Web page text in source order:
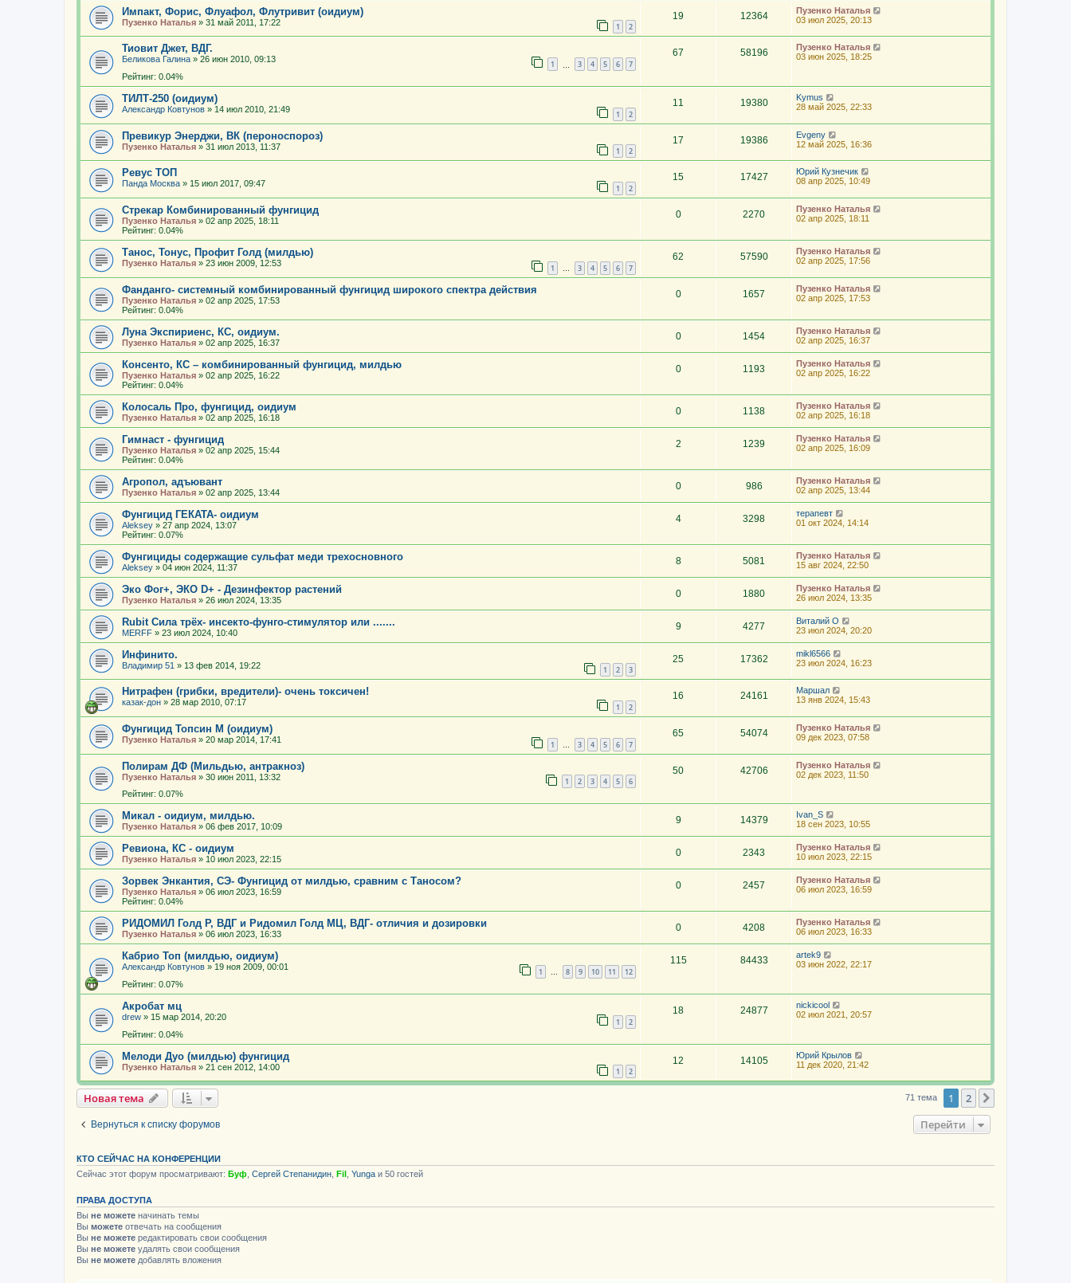
Импакт, Форис, Флуафол, Флутривит (оидиум)
Пузенко Наталья » 31 май 2011, 17:22 1 2
19 12364
Пузенко Наталья
03 июл 2025, 20:13
Тиовит Джет, ВДГ.
Беликова Галина » 26 июн 2010, 09:13 1 3 4 5 6 7
Рейтинг: 0.04%
67 58196
Пузенко Наталья
03 июн 2025, 18:25
ТИЛТ-250 (оидиум)
Александр Ковтунов » 14 июл 2010, 21:49 1 2
11 19380
Kymus
28 май 2025, 22:33
Превикур Энерджи, ВК (пероноспороз)
Пузенко Наталья » 31 июл 2013, 11:37 1 2
17 19386
Evgeny
12 май 2025, 16:36
Ревус ТОП
Панда Москва » 15 июл 2017, 09:47 1 2
15 17427
Юрий Кузнечик
08 апр 2025, 10:49
Стрекар Комбинированный фунгицид
Пузенко Наталья » 02 апр 2025, 18:11
Рейтинг: 0.04%
0 2270
Пузенко Наталья
02 апр 2025, 18:11
Танос, Тонус, Профит Голд (милдью)
Пузенко Наталья » 23 июн 2009, 12:53 1 … 3 4 5 6 7
62 57590
Пузенко Наталья
02 апр 2025, 17:56
Фанданго- системный комбинированный фунгицид широкого спектра действия
Пузенко Наталья » 02 апр 2025, 17:53
Рейтинг: 0.04%
0 1657
Пузенко Наталья
02 апр 2025, 17:53
Луна Экспириенс, КС, оидиум.
Пузенко Наталья » 02 апр 2025, 16:37
0 1454
Пузенко Наталья
02 апр 2025, 16:37
Консенто, КС – комбинированный фунгицид, милдью
Пузенко Наталья » 02 апр 2025, 16:22
Рейтинг: 0.04%
0 1193
Пузенко Наталья
02 апр 2025, 16:22
Колосаль Про, фунгицид, оидиум
Пузенко Наталья » 02 апр 2025, 16:18
0 1138
Пузенко Наталья
02 апр 2025, 16:18
Гимнаст - фунгицид
Пузенко Наталья » 02 апр 2025, 15:44
Рейтинг: 0.04%
2 1239
Пузенко Наталья
02 апр 2025, 16:09
Агропол, адъювант
Пузенко Наталья » 02 апр 2025, 13:44
0 986
Пузенко Наталья
02 апр 2025, 13:44
Фунгицид ГЕКАТА- оидиум
Aleksey » 27 апр 2024, 13:07
Рейтинг: 0.07%
4 3298
терапевт
01 окт 2024, 14:14
Фунгициды содержащие сульфат меди трехосновного
Aleksey » 04 июн 2024, 11:37
8 5081
Пузенко Наталья
15 авг 2024, 22:50
Эко Фог+, ЭКО D+ - Дезинфектор растений
Пузенко Наталья » 26 июл 2024, 13:35
0 1880
Пузенко Наталья
26 июл 2024, 13:35
Rubit Сила трёх- инсекто-фунго-стимулятор или .......
MERFF » 23 июл 2024, 10:40
9 4277
Виталий О
23 июл 2024, 20:20
Инфинито.
Владимир 51 » 13 фев 2014, 19:22 1 2 3
25 17362
mikl6566
23 июл 2024, 16:23
Нитрафен (грибки, вредители)- очень токсичен!
казак-дон » 28 мар 2010, 07:17 1 2
16 24161
Маршал
13 янв 2024, 15:43
Фунгицид Топсин М (оидиум)
Пузенко Наталья » 20 мар 2014, 17:41 1 … 3 4 5 6 7
65 54074
Пузенко Наталья
09 дек 2023, 07:58
Полирам ДФ (Мильдью, антракноз)
Пузенко Наталья » 30 июн 2011, 13:32 1 2 3 4 5 6
Рейтинг: 0.07%
50 42706
Пузенко Наталья
02 дек 2023, 11:50
Микал - оидиум, милдью.
Пузенко Наталья » 06 фев 2017, 10:09
9 14379
Ivan_S
18 сен 2023, 10:55
Ревиона, КС - оидиум
Пузенко Наталья » 10 июл 2023, 22:15
0 2343
Пузенко Наталья
10 июл 2023, 22:15
Зорвек Энкантия, СЭ- Фунгицид от милдью, сравним с Таносом?
Пузенко Наталья » 06 июл 2023, 16:59
Рейтинг: 0.04%
0 2457
Пузенко Наталья
06 июл 2023, 16:59
РИДОМИЛ Голд Р, ВДГ и Ридомил Голд МЦ, ВДГ- отличия и дозировки
Пузенко Наталья » 06 июл 2023, 16:33
0 4208
Пузенко Наталья
06 июл 2023, 16:33
Кабрио Топ (милдью, оидиум)
Александр Ковтунов » 19 ноя 2009, 00:01 1 … 8 9 10 11 12
Рейтинг: 0.07%
115 84433
artek9
03 июн 2022, 22:17
Акробат мц
drew » 15 мар 2014, 20:20 1 2
Рейтинг: 0.04%
18 24877
nickicool
02 июл 2021, 20:57
Мелоди Дуо (милдью) фунгицид
Пузенко Наталья » 21 сен 2012, 14:00 1 2
12 14105
Юрий Крылов
11 дек 2020, 21:42
Новая тема 71 тема 1 2
Вернуться к списку форумов Перейти
КТО СЕЙЧАС НА КОНФЕРЕНЦИИ
Сейчас этот форум просматривают: Буф Сергей Степанидин Fil Yunga и 50 гостей
ПРАВА ДОСТУПА
Вы не можете начинать темы
Вы можете отвечать на сообщения
Вы не можете редактировать свои сообщения
Вы не можете удалять свои сообщения
Вы не можете добавлять вложения